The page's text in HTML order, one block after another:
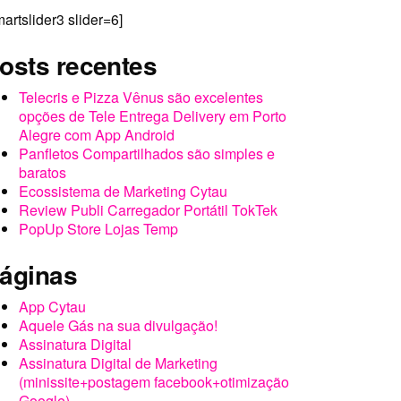
slider=6]
recentes
Telecris e Pizza Vênus são excelentes
opções de Tele Entrega Delivery em Porto
Alegre com App Android
Panfletos Compartilhados são simples e
baratos
Ecossistema de Marketing Cytau
Review Publi Carregador Portátil TokTek
PopUp Store Lojas Temp
App Cytau
Aquele Gás na sua divulgação!
Assinatura Digital
Assinatura Digital de Marketing
(minissite+postagem facebook+otimização